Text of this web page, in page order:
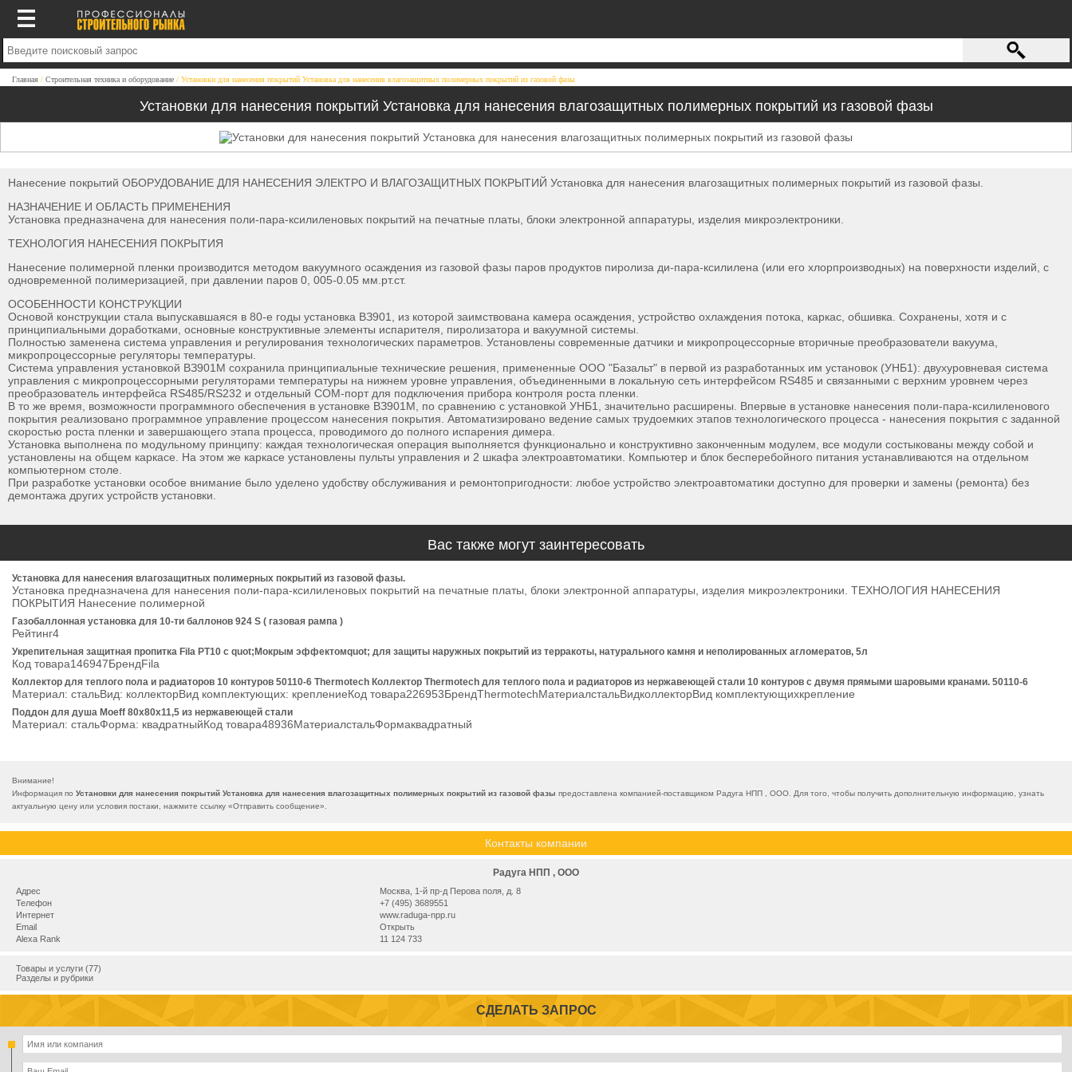
Главная Строительная техника и оборудование Установки для нанесения покрытий Установка для нанесения влагозащитных полимерных покрытий из газовой фазы
Установки для нанесения покрытий Установка для нанесения влагозащитных полимерных покрытий из газовой фазы
Нанесение покрытий ОБОРУДОВАНИЕ ДЛЯ НАНЕСЕНИЯ ЭЛЕКТРО И ВЛАГОЗАЩИТНЫХ ПОКРЫТИЙ Установка для нанесения влагозащитных полимерных покрытий из газовой фазы.
НАЗНАЧЕНИЕ И ОБЛАСТЬ ПРИМЕНЕНИЯ
Установка предназначена для нанесения поли-пара-ксилиленовых покрытий на печатные платы, блоки электронной аппаратуры, изделия микроэлектроники.
ТЕХНОЛОГИЯ НАНЕСЕНИЯ ПОКРЫТИЯ
Нанесение полимерной пленки производится методом вакуумного осаждения из газовой фазы паров продуктов пиролиза ди-пара-ксилилена (или его хлорпроизводных) на поверхности изделий, с
одновременной полимеризацией, при давлении паров 0, 005-0.05 мм.рт.ст.
ОСОБЕННОСТИ КОНСТРУКЦИИ
Основой конструкции стала выпускавшаяся в 80-е годы установка ВЗ901, из которой заимствована камера осаждения, устройство охлаждения потока, каркас, обшивка. Сохранены, хотя и с
принципиальными доработками, основные конструктивные элементы испарителя, пиролизатора и вакуумной системы.
Полностью заменена система управления и регулирования технологических параметров. Установлены современные датчики и микропроцессорные вторичные преобразователи вакуума,
микропроцессорные регуляторы температуры.
Система управления установкой ВЗ901М сохранила принципиальные технические решения, примененные ООО "Базальт" в первой из разработанных им установок (УНБ1): двухуровневая система
управления с микропроцессорными регуляторами температуры на нижнем уровне управления, объединенными в локальную сеть интерфейсом RS485 и связанными с верхним уровнем через
преобразователь интерфейса RS485/RS232 и отдельный COM-порт для подключения прибора контроля роста пленки.
В то же время, возможности программного обеспечения в установке ВЗ901М, по сравнению с установкой УНБ1, значительно расширены. Впервые в установке нанесения поли-пара-ксилиленового
покрытия реализовано программное управление процессом нанесения покрытия. Автоматизировано ведение самых трудоемких этапов технологического процесса - нанесения покрытия с заданной
скоростью роста пленки и завершающего этапа процесса, проводимого до полного испарения димера.
Установка выполнена по модульному принципу: каждая технологическая операция выполняется функционально и конструктивно законченным модулем, все модули состыкованы между собой и
установлены на общем каркасе. На этом же каркасе установлены пульты управления и 2 шкафа электроавтоматики. Компьютер и блок бесперебойного питания устанавливаются на отдельном
компьютерном столе.
При разработке установки особое внимание было уделено удобству обслуживания и ремонтопригодности: любое устройство электроавтоматики доступно для проверки и замены (ремонта) без
демонтажа других устройств установки.
Вас также могут заинтересовать
Установка для нанесения влагозащитных полимерных покрытий из газовой фазы.
Установка предназначена для нанесения поли-пара-ксилиленовых покрытий на печатные платы, блоки электронной аппаратуры, изделия микроэлектроники. ТЕХНОЛОГИЯ НАНЕСЕНИЯ
ПОКРЫТИЯ Нанесение полимерной
Газобаллонная установка для 10-ти баллонов 924 S ( газовая рампа )
Рейтинг4
Укрепительная защитная пропитка Fila PT10 с quot;Мокрым эффектомquot; для защиты наружных покрытий из терракоты, натурального камня и неполированных агломератов, 5л
Код товара146947БрендFila
Коллектор для теплого пола и радиаторов 10 контуров 50110-6 Thermotech Коллектор Thermotech для теплого пола и радиаторов из нержавеющей стали 10 контуров с двумя прямыми шаровыми кранами. 50110-6
Материал: стальВид: коллекторВид комплектующих: креплениеКод товара226953БрендThermotechМатериалстальВидколлекторВид комплектующихкрепление
Поддон для душа Moeff 80х80х11,5 из нержавеющей стали
Материал: стальФорма: квадратныйКод товара48936МатериалстальФормаквадратный
Внимание!
Информация по Установки для нанесения покрытий Установка для нанесения влагозащитных полимерных покрытий из газовой фазы предоставлена компанией-поставщиком Радуга НПП , ООО. Для того, чтобы получить дополнительную информацию, узнать
актуальную цену или условия постаки, нажмите ссылку «Отправить сообщение».
Контакты компании
Радуга НПП , ООО
Адрес
Москва, 1-й пр-д Перова поля, д. 8
Телефон
+7 (495) 3689551
Интернет
www.raduga-npp.ru
Email
Открыть
Alexa Rank
11 124 733
Товары и услуги (77)
Разделы и рубрики
СДЕЛАТЬ ЗАПРОС